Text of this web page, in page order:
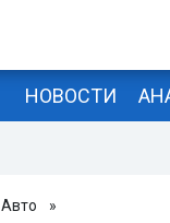
НОВОСТИ
Авто »